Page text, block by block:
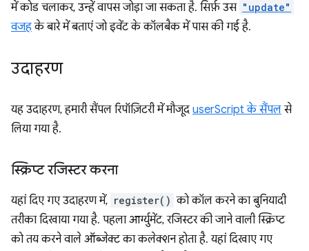
में कोड चलाकर, उन्हें वापस जोड़ा जा सकता है. सिर्फ़ उस "update"
वजहके बारे में बताएं जो इवेंट के कॉलबैक में पास की गई है.
उदाहरण
यह उदाहरण, हमारी सैंपल रिपॉज़िटरी में मौजूद userScript के सैंपलसे
लिया गया है.
स्क्रिप्ट रजिस्टर करना
यहां दिए गए उदाहरण में, register() को कॉल करने का बुनियादी
तरीका दिखाया गया है. पहला आर्ग्युमेंट, रजिस्टर की जाने वाली स्क्रिप्ट
को तय करने वाले ऑब्जेक्ट का कलेक्शन होता है. यहां दिखाए गए